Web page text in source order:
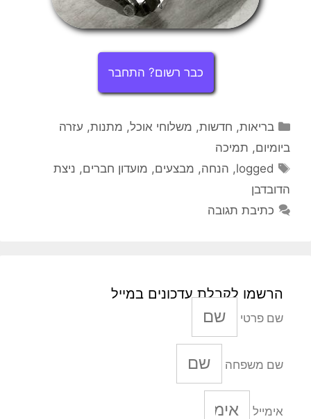
כבר רשום? התחבר
קטגוריות
בריאות, חדשות, משלוחי אוכל, מתנות, עזרה
ביומיום, תמיכה
תגיות
logged
, הנחה, מבצעים, מועדון חברים, ניצת
הדובדבן
כתיבת תגובה
הרשמו לקבלת עדכונים במייל
שם פרטי
שם משפחה
אימייל